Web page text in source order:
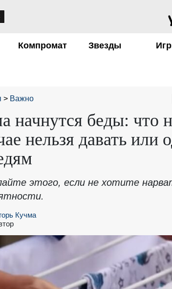
Компромат Звезды
Важно
начнутся беды: что
нельзя давать или
этого, если не хотите
Кучма